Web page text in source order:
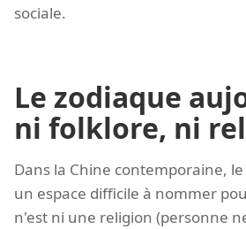
sociale.
Le zodiaque
ni folklore, ni
Dans la Chine contemporaine,
un espace difficile à nommer
n'est ni une religion (personne